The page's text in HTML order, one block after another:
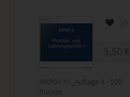
3,50 €
MAR04 XX_Auflage 4 - 100
Punkte